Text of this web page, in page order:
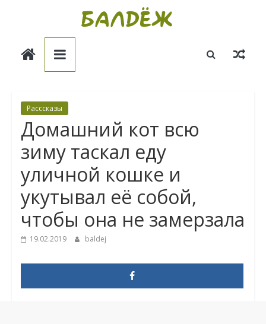
Балдёж
Расссказы
Домашний кот всю
зиму таскал еду
уличной кошке и
укутывал её собой,
чтобы она не замерзала
19.02.2019 baldej